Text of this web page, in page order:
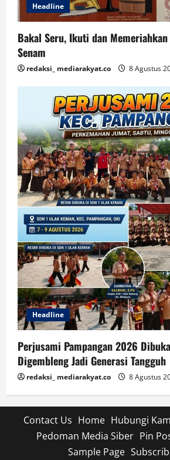
Headline
Bakal Seru, Ikuti dan Memeriahkan
Senam
redaksi_ mediarakyat.co 8 Agustus
Headline
Perjusami Pampangan 2026
Digembleng Jadi Generasi Tangguh
redaksi_ mediarakyat.co 8 Agustus
Contact Us Home Hubungi
Pedoman Media Siber Pin
Sample Page